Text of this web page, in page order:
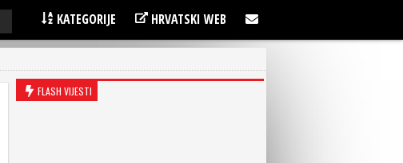
KATEGORIJE HRVATSKI WEB
FLASH VIJESTI